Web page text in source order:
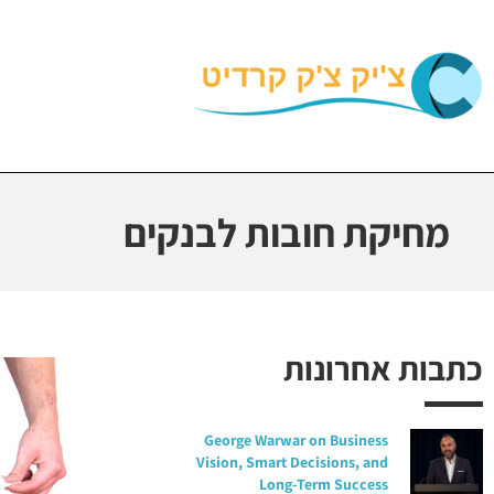
מחיקת חובות לבנקים
כתבות אחרונות
George Warwar on Business
Vision, Smart Decisions, and
Long-Term Success